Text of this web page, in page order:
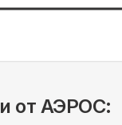
от АЭРОС: